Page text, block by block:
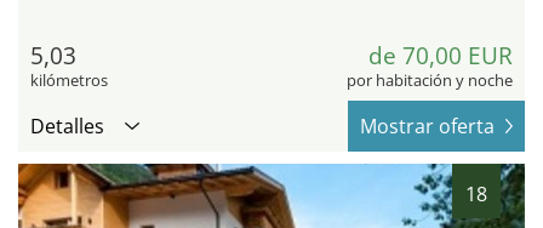
5,03
kilómetros
de 70,00 EUR
por habitación y noche
Detalles Mostrar oferta
18